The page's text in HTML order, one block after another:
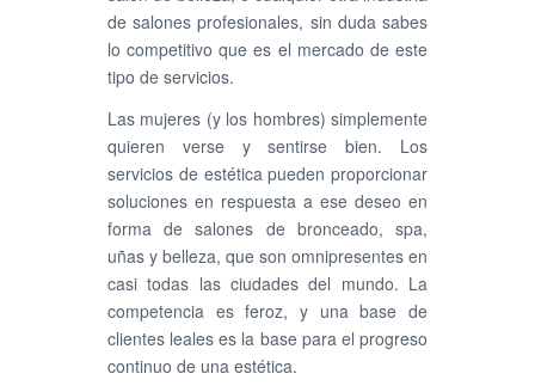
de salones profesionales, sin duda sabes
lo competitivo que es el mercado de este
tipo de servicios.
Las mujeres (y los hombres) simplemente
quieren verse y sentirse bien. Los
servicios de estética pueden proporcionar
soluciones en respuesta a ese deseo en
forma de salones de bronceado, spa,
uñas y belleza, que son omnipresentes en
casi todas las ciudades del mundo. La
competencia es feroz, y una base de
clientes leales es la base para el progreso
continuo de una estética.